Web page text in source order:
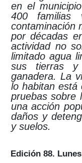
en el
400 familias
contaminación
por décadas
actividad no
limitado agua
sus tierras y
ganadera. La
lo habitan está
pruebas sobre
una acción
daños y
y suelos.
Edición 88.